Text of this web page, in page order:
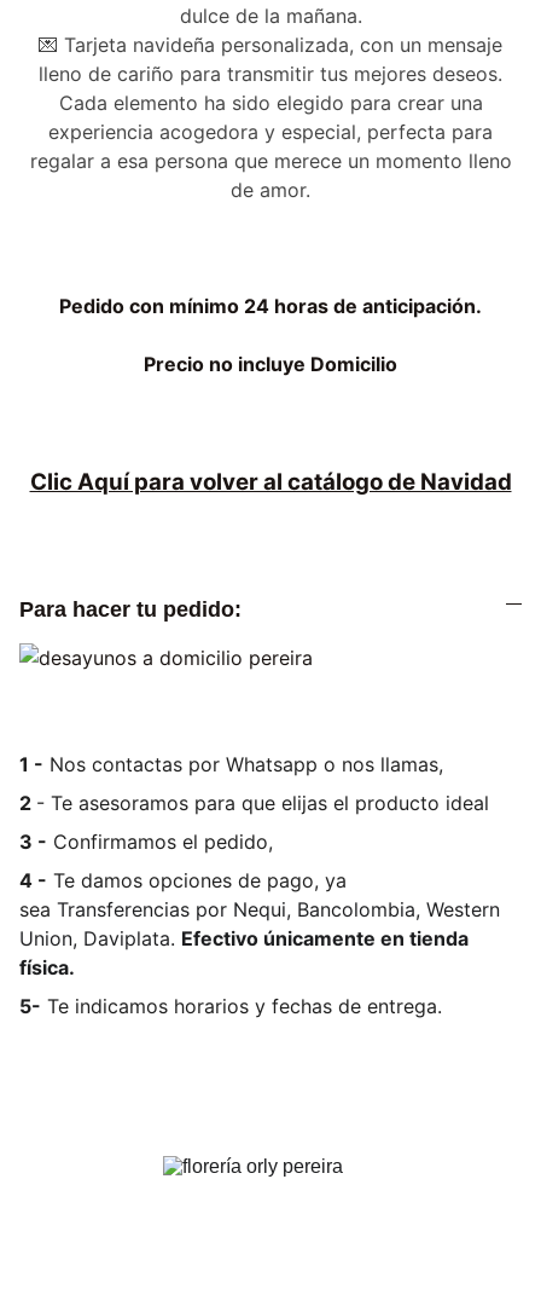
dulce de la mañana.
💌 Tarjeta navideña personalizada, con un mensaje
lleno de cariño para transmitir tus mejores deseos.
Cada elemento ha sido elegido para crear una
experiencia acogedora y especial, perfecta para
regalar a esa persona que merece un momento lleno
de amor.
Pedido con mínimo 24 horas de anticipación.
Precio no incluye Domicilio
Clic Aquí para volver al catálogo de Navidad
Para hacer tu pedido:
1 - Nos contactas por Whatsapp o nos llamas,
2 - Te asesoramos para que elijas el producto ideal
3 - Confirmamos el pedido,
4 - Te damos opciones de pago, ya
sea Transferencias por Nequi, Bancolombia, Western
Union, Daviplata. Efectivo únicamente en tienda
física.
5- Te indicamos horarios y fechas de entrega.